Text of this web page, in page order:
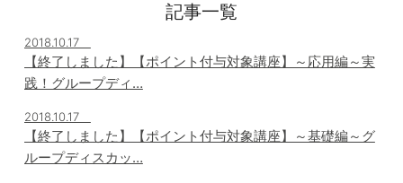
記事一覧
2018.10.17
【終了しました】【ポイント付与対象講座】～応用編～実
践！グループディ…
2018.10.17
【終了しました】【ポイント付与対象講座】～基礎編～グ
ループディスカッ…